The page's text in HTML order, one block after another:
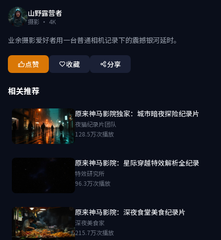
山野露营者
摄影 · 4K
业余摄影爱好者用一台普通相机记录下的震撼银河延时。
点赞 收藏 分享
相关推荐
原来神马影院独家：城市暗夜探险纪录片
夜猫纪录片团队
128.5万次播放
原来神马影院：星际穿越特效解析全纪录
特效研究所
96.3万次播放
原来神马影院：深夜食堂美食纪录片
深夜美食家
215.7万次播放